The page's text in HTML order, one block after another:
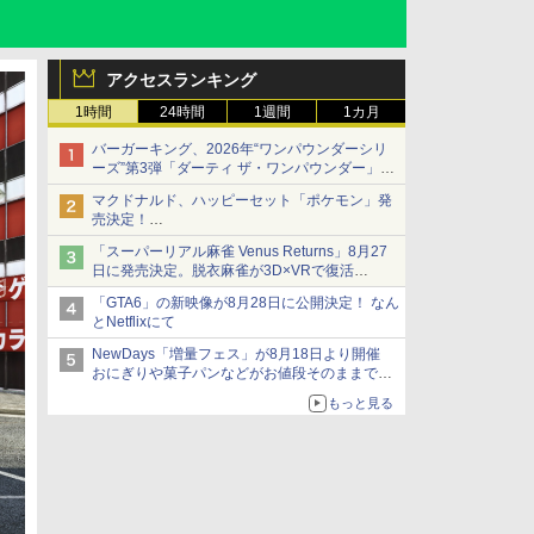
アクセスランキング
1時間 24時間 1週間 1カ月
バーガーキング、2026年“ワンパウンダーシリ
ーズ”第3弾「ダーティ ザ・ワンパウンダー」を
8月7日発売
「特製ガーリックマヨソース」を使用した超大
型チーズバーガー
マクドナルド、ハッピーセット「ポケモン」発
売決定！
ポケモン30周年記念で30匹が大集合
「スーパーリアル麻雀 Venus Returns」8月27
日に発売決定。脱衣麻雀が3D×VRで復活
発売から2週間は20%オフになるセールが実施
「GTA6」の新映像が8月28日に公開決定！ なん
とNetflixにて
NewDays「増量フェス」が8月18日より開催
おにぎりや菓子パンなどがお値段そのままで最
もっと見る